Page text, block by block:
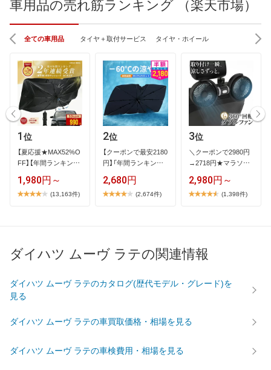
車用品の売れ筋ランキング （楽天市場）
全ての車用品 タイヤ＋取付サービス タイヤ・ホイール
1 位
【​夏​応​援​★​M​A​X​5​2​%​O​
F​F​】​【​年​間​ラ​ン​キ​ン​グ​
1,980円～
(13,163件)
2位
【​ク​ー​ポ​ン​で​最​安​2​1​8​0​
円​】​「​年​間​ラ​ン​キ​ン​…
2,680円
(2,674件)
3位
＼​ク​ー​ポ​ン​で​2​9​8​0​円​
→​2​7​1​8​円​★​マ​ラ​ソ​ン​
2,980円～
(1,398件)
ダイハツ ムーヴ ラテの関連情報
ダイハツ ムーヴ ラテのカタログ(歴代モデル・グレード)を
見る
ダイハツ ムーヴ ラテの車買取価格・相場を見る
ダイハツ ムーヴ ラテの車検費用・相場を見る